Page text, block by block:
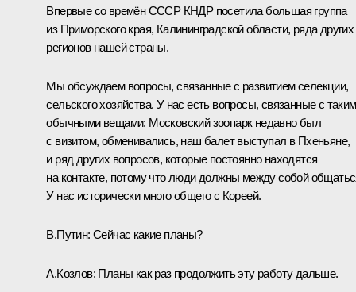
Впервые со времён СССР КНДР посетила большая группа
из Приморского края, Калининградской области, ряда других
регионов нашей страны.
Мы обсуждаем вопросы, связанные с развитием селекции,
сельского хозяйства. У нас есть вопросы, связанные с
обычными вещами: Московский зоопарк недавно был
с визитом, обменивались, наш балет выступал в Пхеньяне,
и ряд других вопросов, которые постоянно находятся
на контакте, потому что люди должны между собой
У нас исторически много общего с Кореей.
В.Путин: Сейчас какие планы?
А.Козлов: Планы как раз продолжить эту работу дальше.